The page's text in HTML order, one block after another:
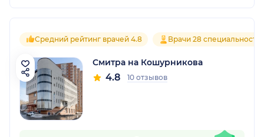
Средний рейтинг врачей 4.8 Врачи 28
Смитра на Кошурникова
4.8 10 отзывов